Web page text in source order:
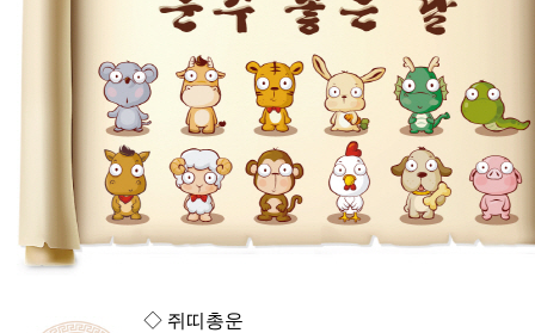
◇ 쥐띠총운